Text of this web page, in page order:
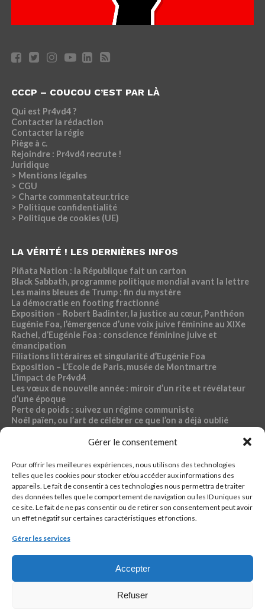
Gérer le consentement
Pour offrir les meilleures expériences, nous utilisons des technologies
telles que les cookies pour stocker et/ou accéder aux informations des
appareils. Le fait de consentir à ces technologies nous permettra de traiter
des données telles que le comportement de navigation ou les ID uniques sur
ce site. Le fait de ne pas consentir ou de retirer son consentement peut avoir
un effet négatif sur certaines caractéristiques et fonctions.
Gérer les services
Accepter
Refuser
CCCP – COUCOU C’EST PAR LÀ
Qui est Pr4vd4 ?
Contacter la rédaction
Contacter la régie
Piège à c.
Rejoindre : Pr4vd4 recrute !
Juridique
> Mentions légales
> CGU
> Charte commentateur.trice
> Politique confidentialité
> Politique de cookies (UE)
LA VÉRITÉ ! LES DERNIÈRES INFOS
Piñata Nation : la République fait un carton
Black Sabbath, programme politique mondial avant la lettre
Les mains bleues de Trump : fin du mystère
La démocratie en footing fractionné
Exposition – Robert Badinter, la justice au cœur, Panthéon
Eugénie Foa, l’émergence d’une voix juive féminine au XIXe
Rachel, d’Eugénie Foa : conscience féminine juive et
émancipation
Filiations littéraires et singularité d’Eugénie Foa
Exposition – L’Ecole de Paris, musée de Montmartre
L’impact de Pr4vd4
Les vœux de nouvelle année : miroir d’un rite et révélateur
d’une époque
Perte de poids : suivez un régime communiste
Noël païen, ou l’art de célébrer ce que l’on a déjà oublié
Dossier « Café du commerce »
RUBRIQUES PR4VD4
44-fillette
Ch4ud l’infø
Econømie
Santé, sport, bien-être, sexo
CONTACTER LA RÉDACTION